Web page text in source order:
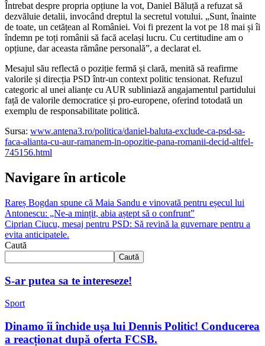
Întrebat despre propria opțiune la vot, Daniel Băluță a refuzat să
dezvăluie detalii, invocând dreptul la secretul votului. „Sunt, înainte
de toate, un cetățean al României. Voi fi prezent la vot pe 18 mai și îi
îndemn pe toți românii să facă același lucru. Cu certitudine am o
opțiune, dar aceasta rămâne personală”, a declarat el.
Mesajul său reflectă o poziție fermă și clară, menită să reafirme
valorile și direcția PSD într-un context politic tensionat. Refuzul
categoric al unei alianțe cu AUR subliniază angajamentul partidului
față de valorile democratice și pro-europene, oferind totodată un
exemplu de responsabilitate politică.
Sursa: www.antena3.ro/politica/daniel-baluta-exclude-ca-psd-sa-
faca-alianta-cu-aur-ramanem-in-opozitie-pana-romanii-decid-altfel-
745156.html
Navigare în articole
Rareș Bogdan spune că Maia Sandu e vinovată pentru eșecul lui
Antonescu: „Ne-a mințit, abia aștept să o confrunt”
Ciprian Ciucu, mesaj pentru PSD: Să revină la guvernare pentru a
evita anticipatele.
Caută
Caută
S-ar putea sa te intereseze!
Sport
Dinamo îi închide ușa lui Dennis Politic! Conducerea
a reacționat după oferta FCSB.